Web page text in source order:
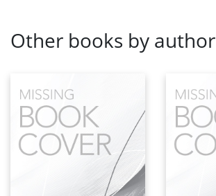
Other books by author